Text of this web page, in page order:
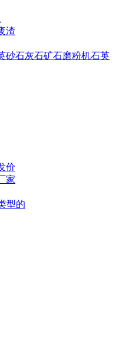
渣
砂石灰石矿石磨粉机石英
价
家
型的